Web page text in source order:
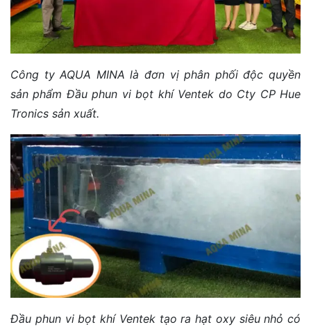
Công ty AQUA MINA là đơn vị phân phối độc quyền
sản phẩm Đầu phun vi bọt khí Ventek do Cty CP Hue
Tronics sản xuất.
Đầu phun vi bọt khí Ventek tạo ra hạt oxy siêu nhỏ có